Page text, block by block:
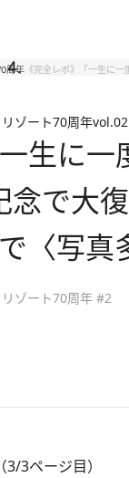
周年 《完全レポ》「一生に
ゾート70周年vol.02
生に
念で大
〈写真
ゾート70周年 #2
3ページ目）